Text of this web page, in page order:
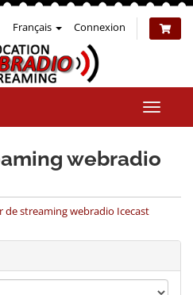
Français Connexion
la
webradio
de streaming webradio Icecast